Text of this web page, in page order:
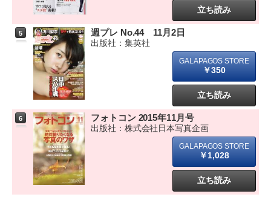
立ち読み
5 週プレ No.44 11月2日
出版社：集英社
￥350
立ち読み
6 フォトコン 2015年11月号
出版社：株式会社日本写真企画
￥1,028
立ち読み